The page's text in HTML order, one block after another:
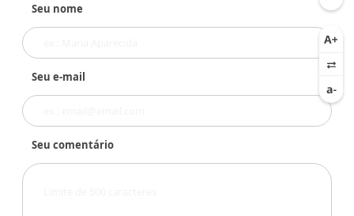
Seu nome
Seu e-mail
Seu comentário